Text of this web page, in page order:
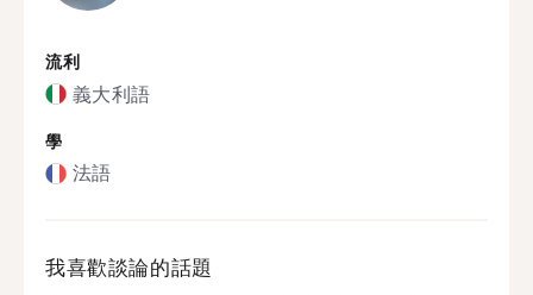
流利
義大利語
學
法語
我喜歡談論的話題